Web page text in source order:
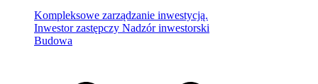
Kompleksowe zarządzanie inwestycją.
Inwestor zastępczy Nadzór inwestorski
Budowa